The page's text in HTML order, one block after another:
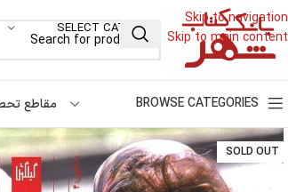
Skip to navigation
Skip to main content
SELECT CATEGORY
BROWSE CATEGORIES مقاطع
SOLD OUT